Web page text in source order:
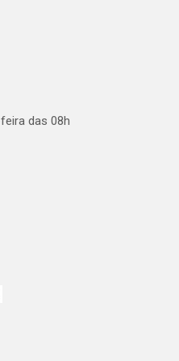
das 08h